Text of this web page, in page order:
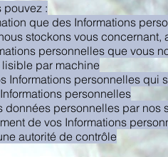
pouvez :
que des Informations
stockons vous
personnelles que vous
lisible par machine
Informations personnelles qui
personnelles
données personnelles par nos
de vos Informations
autorité de contrôle